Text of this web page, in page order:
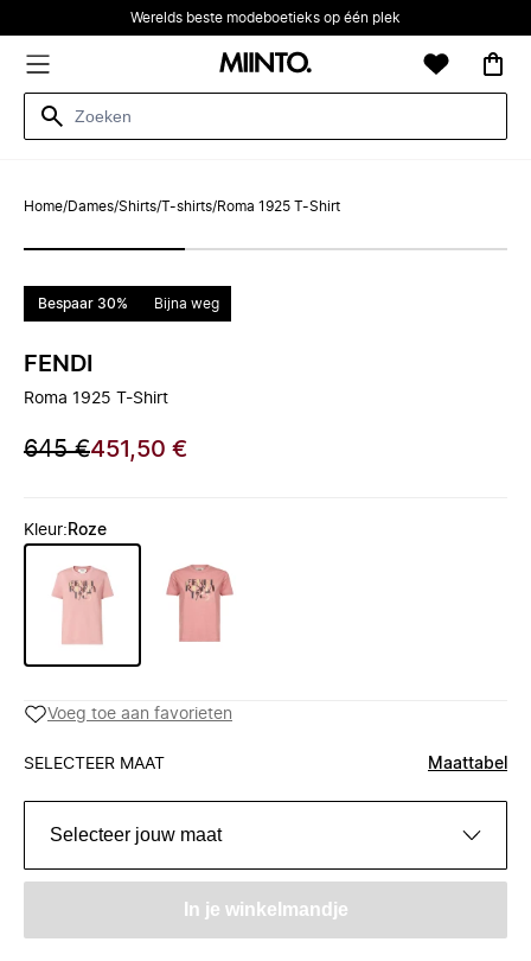
Werelds beste modeboetieks op één plek
Home/Dames/Shirts/T-shirts/Roma 1925 T-Shirt
Bespaar 30% Bijna weg
FENDI
Roma 1925 T-Shirt
645 €451,50 €
Kleur: Roze
Voeg toe aan favorieten
SELECTEER MAAT Maattabel
Selecteer jouw maat
In je winkelmandje